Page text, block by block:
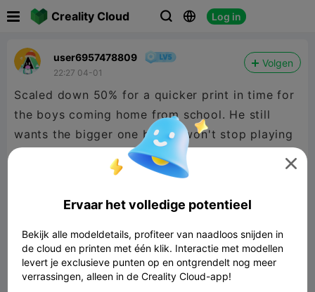
Creality Cloud   Log in
user6957478809
22:27 04-01
Volgen
Scaled down 50% for a quicker print in time for
the boys coming home from school. He still
wants the bigger one but he won't stop playing
with this one.

Ervaar het volledige potentieel
Bekijk alle modeldetails, profiteer van naadloos snijden in
de cloud en printen met één klik. Interactie met modellen
levert je exclusieve punten op en ontgrendelt nog meer
verrassingen, alleen in de Creality Cloud-app!